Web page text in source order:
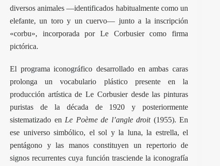
diversos animales —identificados habitualmente como un
elefante, un toro y un cuervo— junto a la inscripción
«corbu», incorporada por Le Corbusier como firma
pictórica.
El programa iconográfico desarrollado en ambas caras
prolonga un vocabulario plástico presente en la
producción artística de Le Corbusier desde las pinturas
puristas de la década de 1920 y posteriormente
sistematizado en Le Poème de l’angle droit(1955). En
ese universo simbólico, el sol y la luna, la estrella, el
pentágono y las manos constituyen un repertorio de
signos recurrentes cuya función trasciende la iconografía